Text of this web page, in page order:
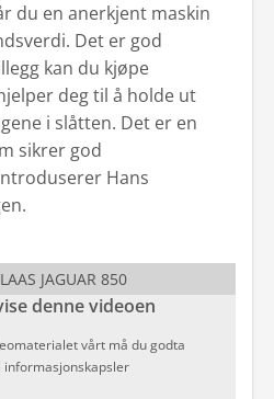
du en anerkjent maskin
Det er god
kan du kjøpe
deg til å holde ut
i slåtten. Det er en
sikrer god
Hans
JAGUAR 850
denne videoen
vårt må du godta
informasjonskapsler